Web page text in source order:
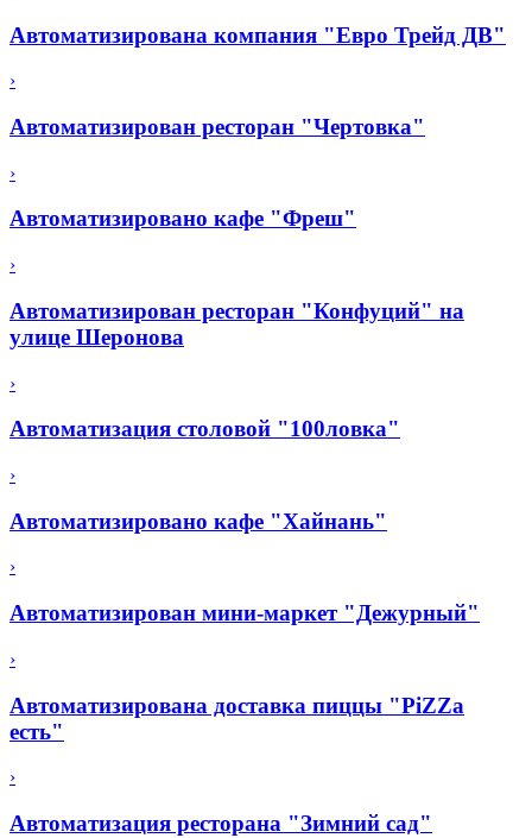
Автоматизирована компания "Евро Трейд ДВ"
›
Автоматизирован ресторан "Чертовка"
›
Автоматизировано кафе "Фреш"
›
Автоматизирован ресторан "Конфуций" на
улице Шеронова
›
Автоматизация столовой "100ловка"
›
Автоматизировано кафе "Хайнань"
›
Автоматизирован мини-маркет "Дежурный"
›
Автоматизирована доставка пиццы "PiZZa
есть"
›
Автоматизация ресторана "Зимний сад"